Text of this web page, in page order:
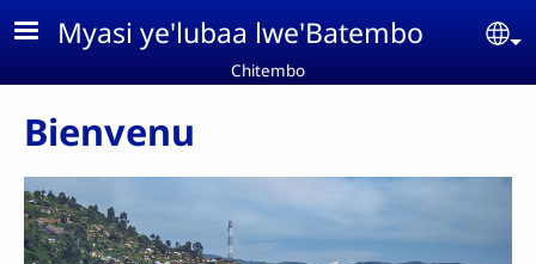
Aller au contenu principal
Myasi ye'lubaa lwe'Batembo
Chitembo
Bienvenu